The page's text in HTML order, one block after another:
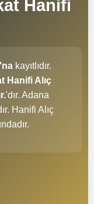
Hanifi
kayıtlıdır.
Hanifi Alıç
'dır. Adana
Hanifi Alıç